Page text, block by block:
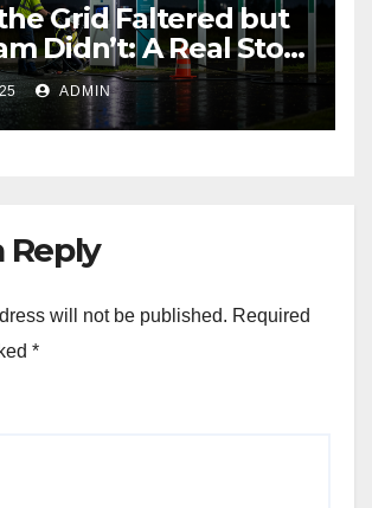
Grid Faltered but
Didn’t: A Real Story
at ThunderPlus
ADMIN
Reply
will not be published. Required
*